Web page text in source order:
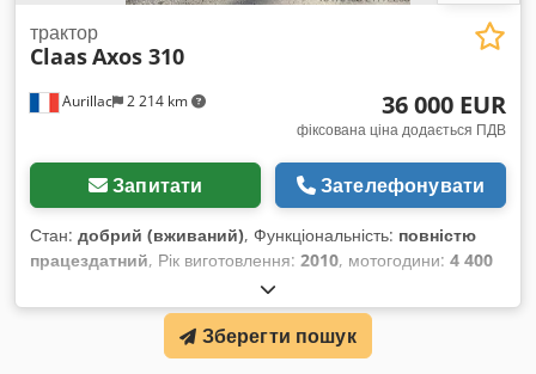
Aurillac 2 214 km
трактор
ClaasAxos 310
36 000 EUR
фіксована ціна додається ПДВ
Запитати Зателефонувати
Стан: добрий (вживаний), Функціональність: повністю
працездатний, Рік виготовлення: 2010, мотогодини: 4 400
55,16 кВт (75,00 к.с.)
транспортного засобу:A2204DAA2203584, Обладнання:
, Гідравлічний реверсор, без кондиціонера,
навантажувач FL80 Codpfoy Eq Upjx Anijrf
Зберегти пошук